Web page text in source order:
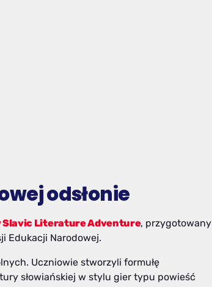
odsłonie
Slavic Literature Adventure, przygotowany
Edukacji Narodowej.
Uczniowie stworzyli formułę
słowiańskiej w stylu gier typu powieść